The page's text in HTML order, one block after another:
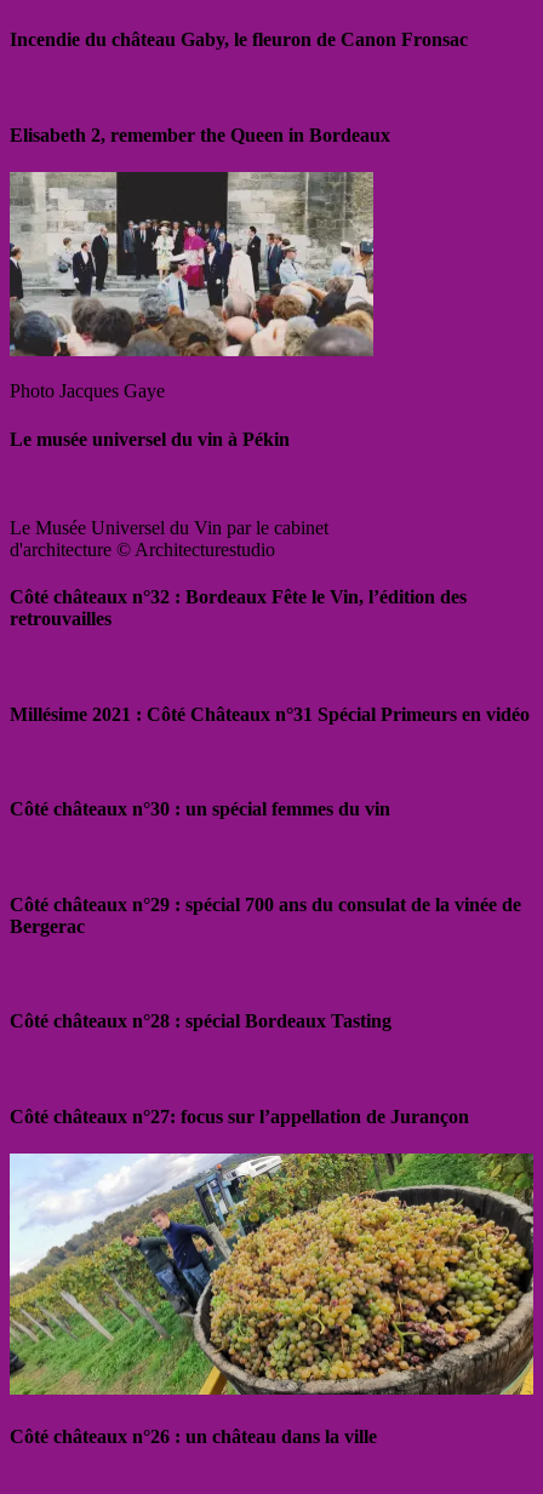
Incendie du château Gaby, le fleuron de Canon Fronsac
Elisabeth 2, remember the Queen in Bordeaux
Photo Jacques Gaye
Le musée universel du vin à Pékin
Le Musée Universel du Vin par le cabinet
d'architecture © Architecturestudio
Côté châteaux n°32 : Bordeaux Fête le Vin, l’édition des
retrouvailles
Millésime 2021 : Côté Châteaux n°31 Spécial Primeurs en vidéo
Côté châteaux n°30 : un spécial femmes du vin
Côté châteaux n°29 : spécial 700 ans du consulat de la vinée de
Bergerac
Côté châteaux n°28 : spécial Bordeaux Tasting
Côté châteaux n°27: focus sur l’appellation de Jurançon
Côté châteaux n°26 : un château dans la ville